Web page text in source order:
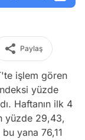
Paylaş
işlem gören
yüzde
Haftanın ilk 4
yüzde 29,43,
yana 76,11